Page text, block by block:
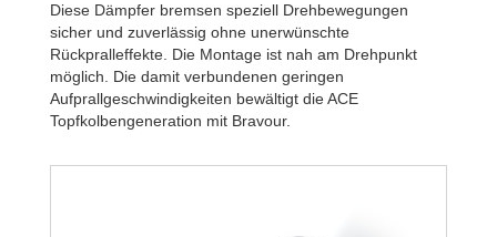
Diese Dämpfer bremsen speziell Drehbewegungen
sicher und zuverlässig ohne unerwünschte
Rückpralleffekte. Die Montage ist nah am Drehpunkt
möglich. Die damit verbundenen geringen
Aufprallgeschwindigkeiten bewältigt die ACE
Topfkolbengeneration mit Bravour.